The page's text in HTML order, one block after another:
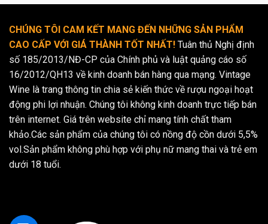
CHÚNG TÔI CAM KẾT MANG ĐẾN NHỮNG SẢN PHẨM
CAO CẤP VỚI GIÁ THÀNH TỐT NHẤT! Tuân thủ Nghị định
số 185/2013/NĐ-CP của Chính phủ và luật quảng cáo số
16/2012/QH13 về kinh doanh bán hàng qua mạng. Vintage
Wine là trang thông tin chia sẻ kiến thức về rượu ngoại hoạt
động phi lợi nhuận. Chúng tôi không kinh doanh trực tiếp bán
trên internet. Giá trên website chỉ mang tính chất tham
khảo.Các sản phẩm của chúng tôi có nồng độ cồn dưới 5,5%
vol.Sản phẩm không phù hợp với phụ nữ mang thai và trẻ em
dưới 18 tuổi.